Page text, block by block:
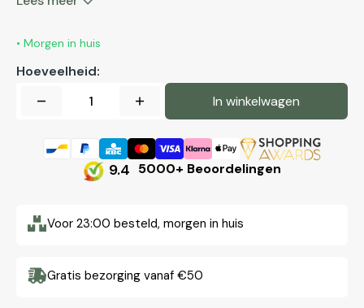
• Morgen in huis
Hoeveelheid:
voor
Tandpasta
Whitening
85
Aantal
voor
Tandpasta
85
In winkelwagen
9.4 5000+ Beoordelingen
Voor 23:00 besteld, morgen in huis
Gratis bezorging vanaf €50